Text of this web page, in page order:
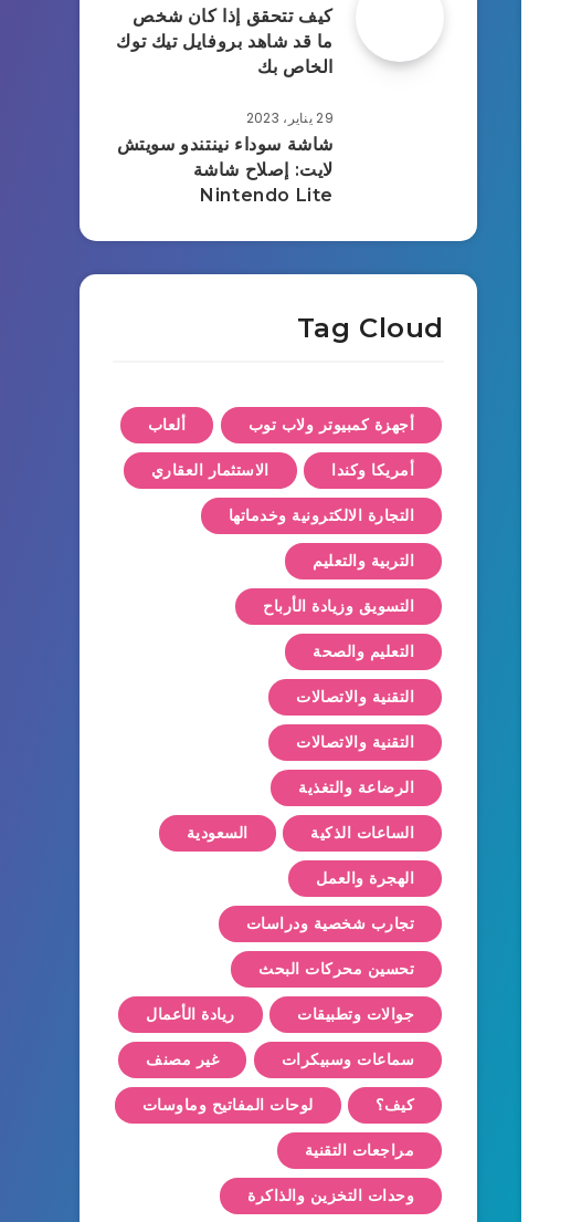
كيف تتحقق إذا كان شخص
ما قد شاهد بروفايل تيك توك
الخاص بك
29 يناير، 2023
شاشة سوداء نينتندو سويتش
لايت: إصلاح شاشة
Nintendo Lite
Tag Cloud
أجهزة كمبيوتر ولاب توب ألعاب
أمريكا وكندا الاستثمار العقاري
التجارة الالكترونية وخدماتها
التربية والتعليم
التسويق وزيادة الأرباح
التعليم والصحة
التقنية والاتصالات
التقنية والاتصالات
الرضاعة والتغذية
الساعات الذكية السعودية
الهجرة والعمل
تجارب شخصية ودراسات
تحسين محركات البحث
جوالات وتطبيقات ريادة الأعمال
سماعات وسبيكرات غير مصنف
كيف؟ لوحات المفاتيح وماوسات
مراجعات التقنية
وحدات التخزين والذاكرة